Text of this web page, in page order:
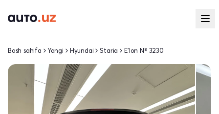
Bosh sahifa Yangi Hyundai Staria E'lon № 3230